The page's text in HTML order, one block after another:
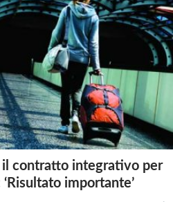
contratto integrativo per
importante’